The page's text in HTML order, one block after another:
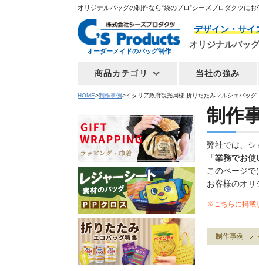
オリジナルバッグの制作なら“袋のプロ”シーズプロダクツにお
オーダーメイドのバッグ制作
デザイン・サイ
オリジナルバッ
商品カテゴリ 当社の強み
HOME 制作事例 イタリア政府観光局様 折りたたみマルシェバッグ
制作
弊社では、シ
「業務でお使
このページ
お客様のオリ
※こちらに掲載
制作事例